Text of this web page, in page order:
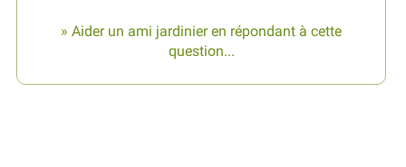
» Aider un ami jardinier en répondant à cette
question...